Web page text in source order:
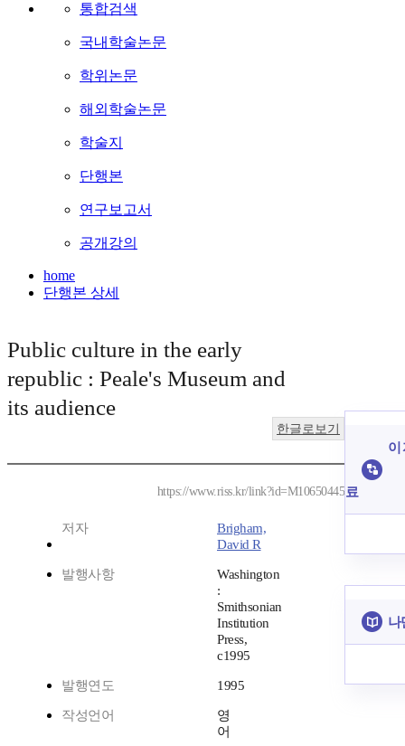
통합검색
국내학술논문
학위논문
해외학술논문
학술지
단행본
연구보고서
공개강의
home
단행본 상세
Public culture in the early
republic : Peale's Museum and
its audience
한글로보기
https://www.riss.kr/link?id=M10650445
저자
Brigham,
David R
발행사항
Washington
:
Smithsonian
Institution
Press,
c1995
발행연도 1995
작성언어
영
어
이
료
나